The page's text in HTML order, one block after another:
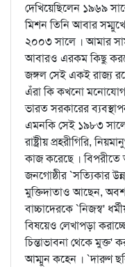
দেখিয়েছিলেন ১৯৬৯
মিশন তিনি আবার
২০০৩ সালে । আমার
আবারও এরকম কিছু
জঙ্গল সেই একই রাজ্য
এঁরা কি কখনো মনোযোগ
ভারত সরকারের
এমনকি সেই ১৯৮৩
রাষ্ট্রীয় প্রহরীগিরি,
কাজ করেছে ।
জনগোষ্ঠীর `সত্যিকার
মুক্তিদাতাও আছেন,
বাচ্চাদেরকে `নিজস্ব'
বিষয়েও লেখাপড়া
চিন্তাভাবনা থেকে মুক্ত'
আম্মুন কহেন । `দারুণ